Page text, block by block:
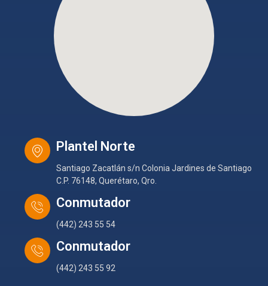
Plantel Norte
Santiago Zacatlán s/n Colonia Jardines de Santiago
C.P. 76148, Querétaro, Qro.
Conmutador
(442) 243 55 54
Conmutador
(442) 243 55 92